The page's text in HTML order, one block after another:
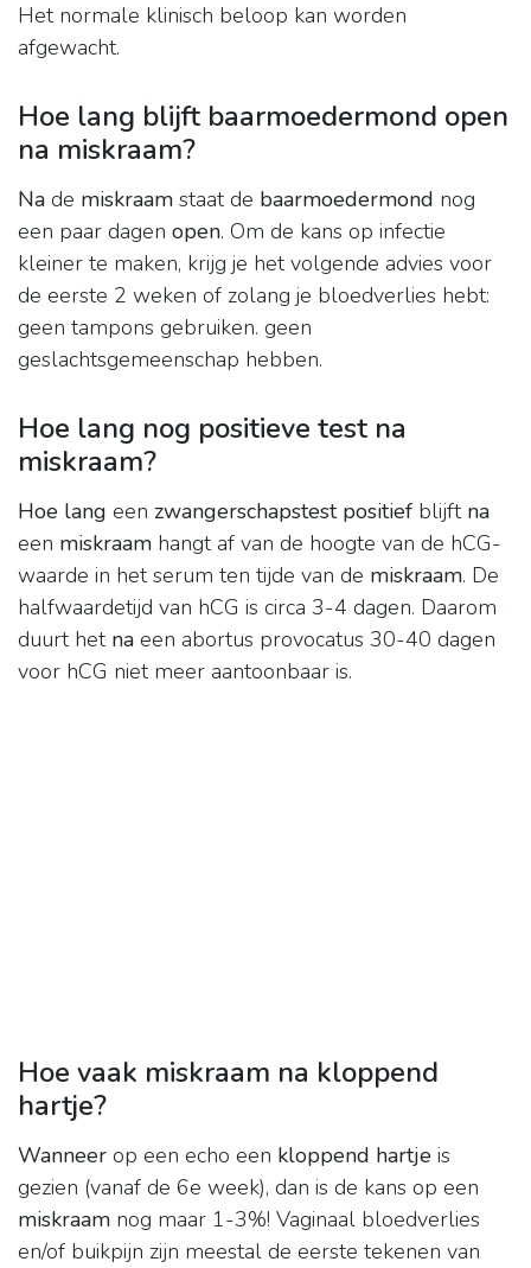
Het normale klinisch beloop kan worden
afgewacht.
Hoe lang blijft baarmoedermond open
na miskraam?
Na de miskraam staat de baarmoedermond nog
een paar dagen open. Om de kans op infectie
kleiner te maken, krijg je het volgende advies voor
de eerste 2 weken of zolang je bloedverlies hebt:
geen tampons gebruiken. geen
geslachtsgemeenschap hebben.
Hoe lang nog positieve test na
miskraam?
Hoe lang een zwangerschapstest positief blijft na
een miskraam hangt af van de hoogte van de hCG-
waarde in het serum ten tijde van de miskraam. De
halfwaardetijd van hCG is circa 3-4 dagen. Daarom
duurt het na een abortus provocatus 30-40 dagen
voor hCG niet meer aantoonbaar is.
Hoe vaak miskraam na kloppend
hartje?
Wanneer op een echo een kloppend hartje is
gezien (vanaf de 6e week), dan is de kans op een
miskraam nog maar 1-3%! Vaginaal bloedverlies
en/of buikpijn zijn meestal de eerste tekenen van